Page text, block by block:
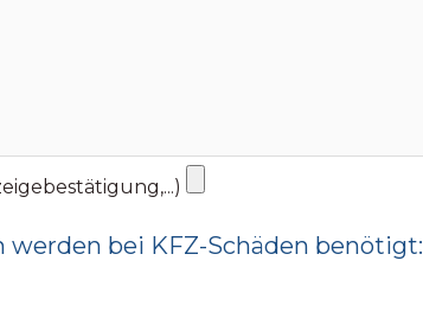
werden bei KFZ-Schäden benötigt: